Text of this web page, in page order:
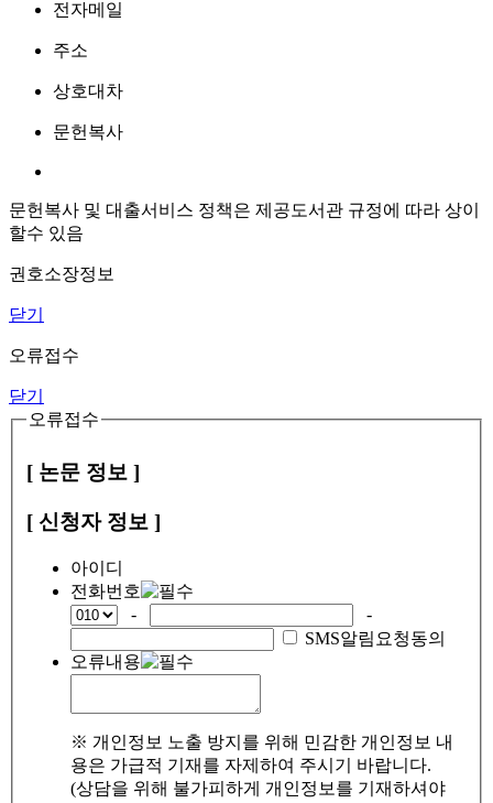
전자메일
주소
상호대차
문헌복사
문헌복사 및 대출서비스 정책은 제공도서관 규정에 따라 상이
할수 있음
권호소장정보
닫기
오류접수
닫기
오류접수
[ 논문 정보 ]
[ 신청자 정보 ]
아이디
전화번호
-
-
SMS알림요청동의
오류내용
※ 개인정보 노출 방지를 위해 민감한 개인정보 내
용은 가급적 기재를 자제하여 주시기 바랍니다.
(상담을 위해 불가피하게 개인정보를 기재하셔야